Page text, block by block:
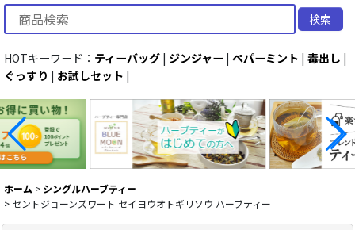
検索
HOTキーワード： ティーバッグ | ジンジャー | ペパーミント | 毒出し |
ぐっすり | お試しセット |
ホーム > シングルハーブティー
> セントジョーンズワート セイヨウオトギリソウ ハーブティー